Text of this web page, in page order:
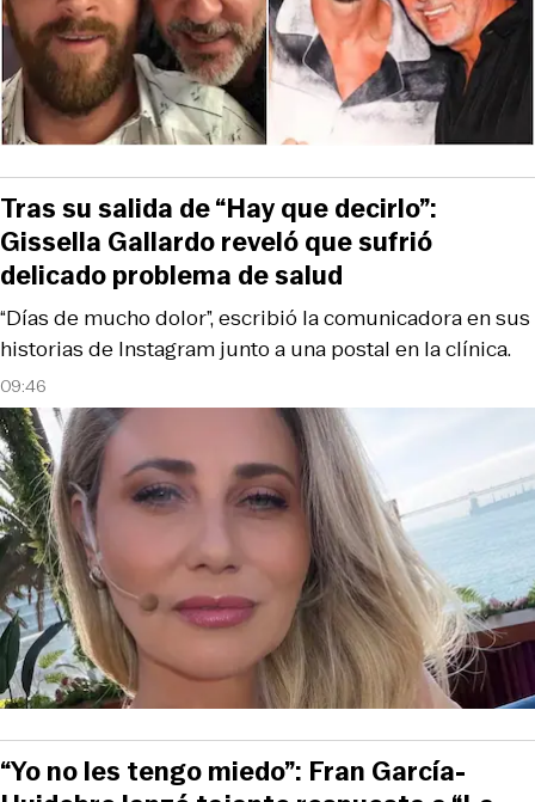
09:46
“Días de mucho dolor”, escribió la comunicadora en sus
historias de Instagram junto a una postal en la clínica.
Tras su salida de “Hay que decirlo”:
Gissella Gallardo reveló que sufrió
delicado problema de salud
“Yo no les tengo miedo”: Fran García-